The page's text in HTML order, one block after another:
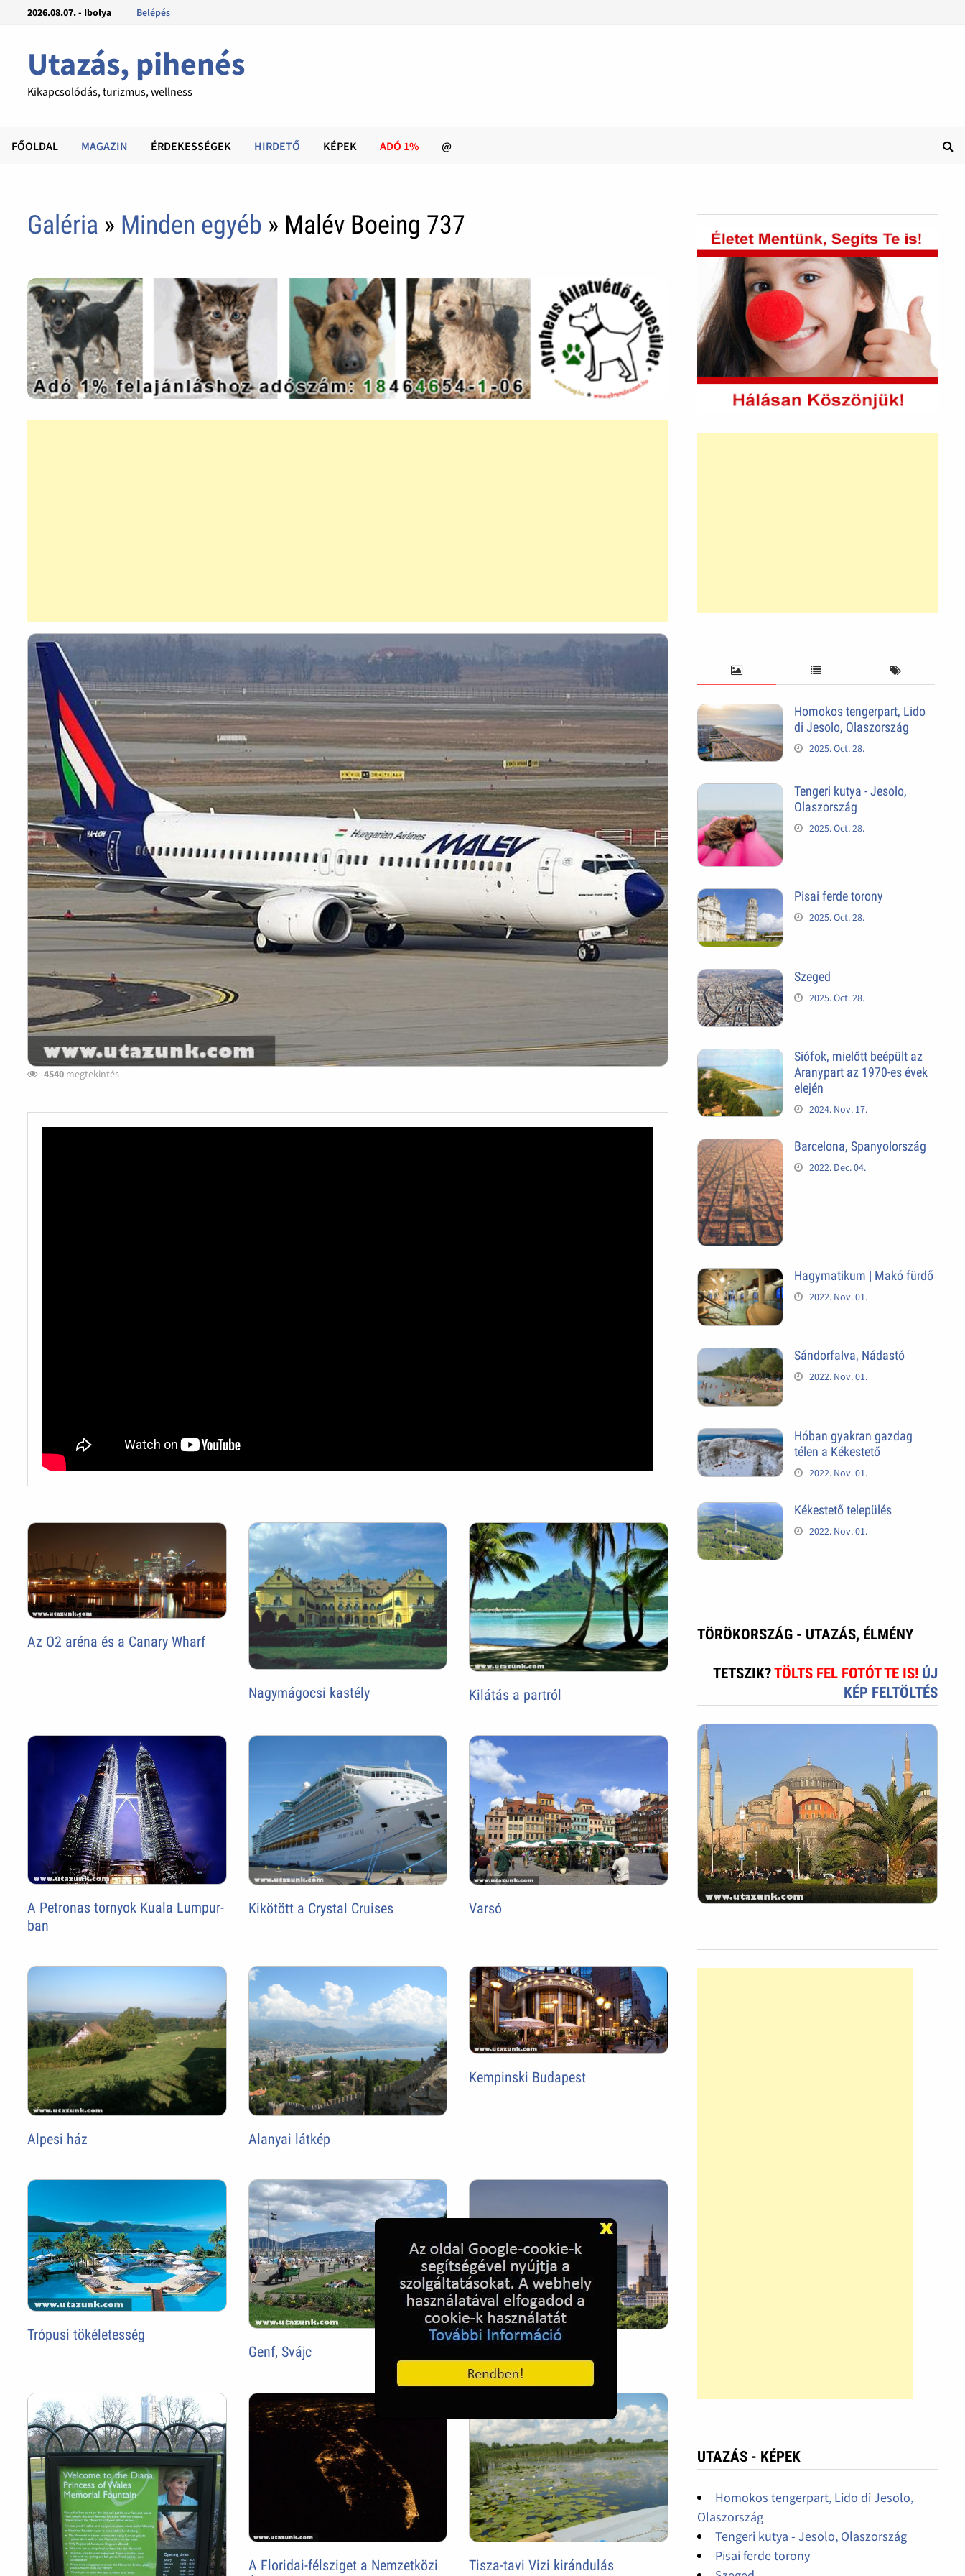
2026.08.07. - Ibolya Belépés
Utazás, pihenés
Kikapcsolódás, turizmus, wellness
FŐOLDAL MAGAZIN ÉRDEKESSÉGEK HIRDETŐ KÉPEK ADÓ 1% @
Galéria » Minden egyéb » Malév Boeing 737
4540 megtekintés
Az O2 aréna és a Canary Wharf
Nagymágocsi kastély Kilátás a partról
A Petronas tornyok Kuala Lumpur-
ban
Kikötött a Crystal Cruises Varsó
Alpesi ház Alanyai látkép
Kempinski Budapest
Trópusi tökéletesség
Genf, Svájc
A Floridai-félsziget a Nemzetközi
Tisza-tavi Vizi kirándulás
Homokos tengerpart, Lido
di Jesolo, Olaszország
2025. Oct. 28.
Tengeri kutya - Jesolo,
Olaszország
2025. Oct. 28.
Pisai ferde torony
2025. Oct. 28.
Szeged
2025. Oct. 28.
Siófok, mielőtt beépült az
Aranypart az 1970-es évek
elején
2024. Nov. 17.
Barcelona, Spanyolország
2022. Dec. 04.
Hagymatikum | Makó fürdő
2022. Nov. 01.
Sándorfalva, Nádastó
2022. Nov. 01.
Hóban gyakran gazdag
télen a Kékestető
2022. Nov. 01.
Kékestető település
2022. Nov. 01.
TÖRÖKORSZÁG - UTAZÁS, ÉLMÉNY
TETSZIK?TÖLTS FEL FOTÓT TE IS! ÚJ
KÉP FELTÖLTÉS
UTAZÁS - KÉPEK
Homokos tengerpart, Lido di Jesolo,
Olaszország
Tengeri kutya - Jesolo, Olaszország
Pisai ferde torony